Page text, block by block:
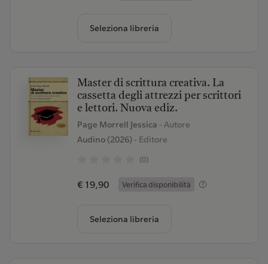
Seleziona libreria
Master di scrittura creativa. La
cassetta degli attrezzi per scrittori
e lettori. Nuova ediz.
Page Morrell Jessica - Autore
Audino (2026)- Editore
(0)
€ 19,90 Verifica disponibilità
Seleziona libreria